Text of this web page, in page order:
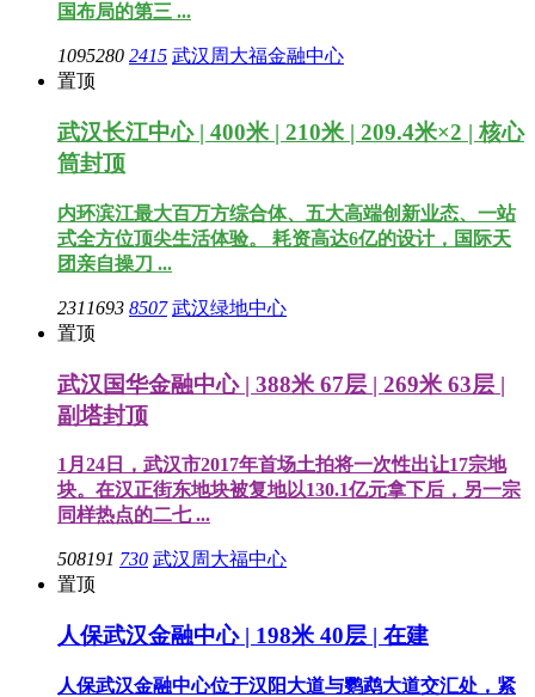
国布局的第三 ...
1095280 2415 武汉周大福金融中心
置顶
武汉长江中心 | 400米 | 210米 | 209.4米×2 | 核心
筒封顶
内环滨江最大百万方综合体、五大高端创新业态、一站
式全方位顶尖生活体验。 耗资高达6亿的设计，国际天
团亲自操刀 ...
2311693 8507 武汉绿地中心
置顶
武汉国华金融中心 | 388米 67层 | 269米 63层 |
副塔封顶
1月24日，武汉市2017年首场土拍将一次性出让17宗地
块。在汉正街东地块被复地以130.1亿元拿下后，另一宗
同样热点的二七 ...
508191 730 武汉周大福中心
置顶
人保武汉金融中心 | 198米 40层 | 在建
人保武汉金融中心位于汉阳大道与鹦鹉大道交汇处，紧